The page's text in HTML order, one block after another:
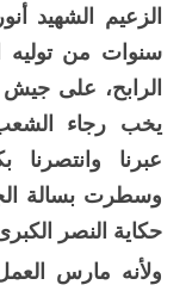
سنوات من توليه
الرابح، على
يخب رجاء الشعب
عبرنا وانتصرنا
وسطرت بسالة
حكاية النصر الكبرى.
ولأنه مارس